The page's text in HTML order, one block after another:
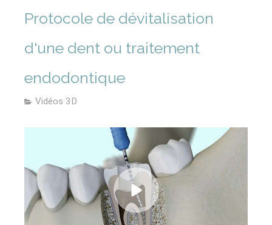
Protocole de dévitalisation
d'une dent ou traitement
endodontique
Vidéos 3D